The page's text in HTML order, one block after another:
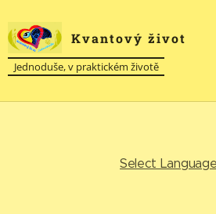
Kvantový život
Jednoduše, v praktickém životě
Select Language